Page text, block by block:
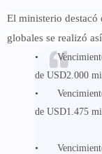
El ministerio destacó
globales se realizó
•
de USD2.000
•
de USD1.475
•